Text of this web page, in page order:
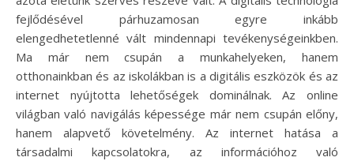
fejlődésével párhuzamosan egyre inkább
elengedhetetlenné vált mindennapi tevékenységeinkben.
Ma már nem csupán a munkahelyeken, hanem
otthonainkban és az iskolákban is a digitális eszközök és az
internet nyújtotta lehetőségek dominálnak. Az online
világban való navigálás képessége már nem csupán előny,
hanem alapvető követelmény. Az internet hatása a
társadalmi kapcsolatokra, az információhoz való